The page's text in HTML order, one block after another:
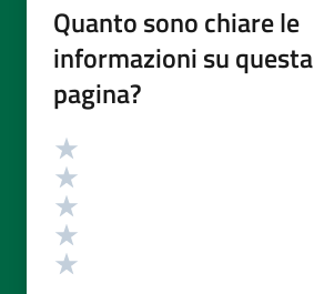
Quanto sono chiare le
informazioni su questa
pagina?
Valutazione